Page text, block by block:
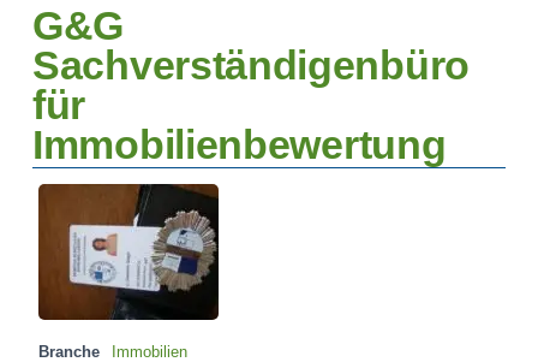
G&G
Sachverständigenbüro
für
Immobilienbewertung
Branche Immobilien